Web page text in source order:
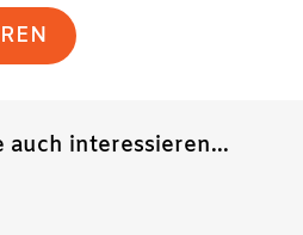
auch interessieren...